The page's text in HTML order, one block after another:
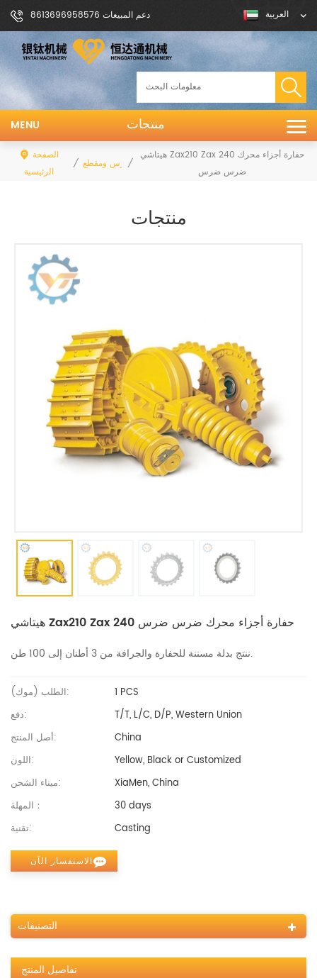
دعم المبيعات 8613696958576 العربية
منتجات MENU
الصفحة
الرئيسية
/ ضرس ومقطع
/
هيتاشي Zax210 Zax 240 حفارة أجزاء محرك
ضرس ضرس
منتجات
هيتاشي Zax210 Zax 240 حفارة أجزاء محرك ضرس ضرس
ننتج بدلة مسننة للحفارة والجرافة من 3 أطنان إلى 100 طن.
الطلب (موك):
1 PCS
دفع:
T/T, L/C, D/P, Western Union
أصل المنتج:
China
اللون:
Yellow, Black or Customized
ميناء الشحن:
XiaMen, China
المهلة：
30 days
تقنية:
Casting
الاستفسار الآن
التصنيفات
تفاصيل المنتج